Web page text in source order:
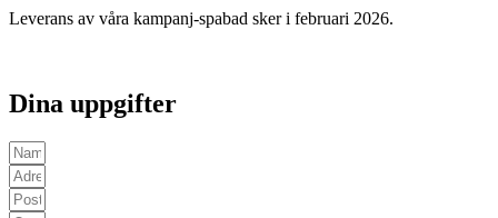
Leverans av våra kampanj-spabad sker i februari 2026.
Dina uppgifter